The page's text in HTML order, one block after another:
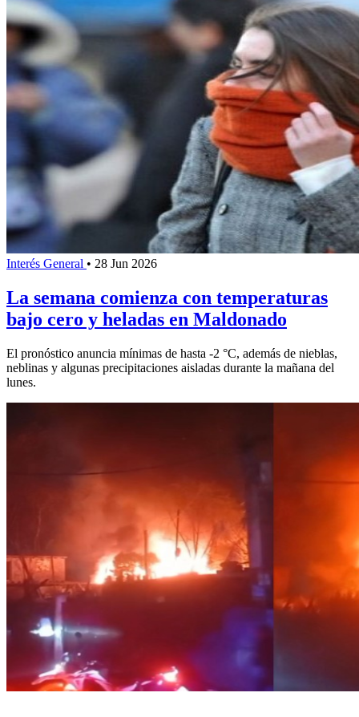
Interés General • 28 Jun 2026
La semana comienza con temperaturas
bajo cero y heladas en Maldonado
El pronóstico anuncia mínimas de hasta -2 °C, además de nieblas,
neblinas y algunas precipitaciones aisladas durante la mañana del
lunes.